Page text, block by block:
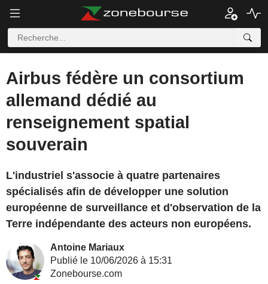
Airbus fédère un consortium
allemand dédié au
renseignement spatial
souverain
L'industriel s'associe à quatre partenaires
spécialisés afin de développer une solution
européenne de surveillance et d'observation de la
Terre indépendante des acteurs non européens.
Antoine Mariaux
Publié le 10/06/2026 à 15:31
Zonebourse.com